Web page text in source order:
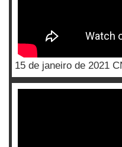
15 de janeiro de 2021